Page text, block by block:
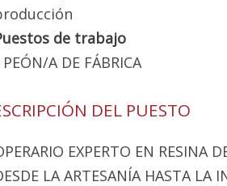
de trabajo
PEÓN/A DE FÁBRICA
DEL PUESTO
EXPERTO EN RESINA
LA ARTESANÍA HASTA LA